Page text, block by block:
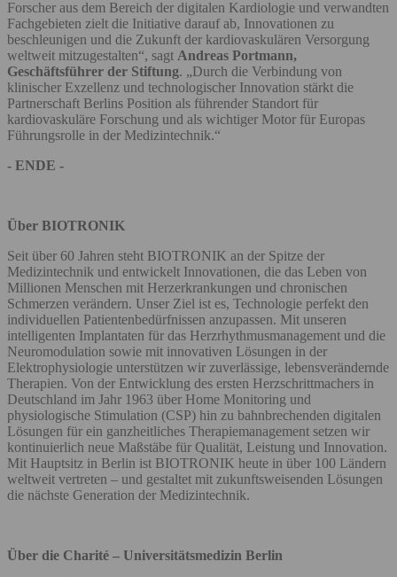
Forscher aus dem Bereich der digitalen Kardiologie und verwandten
Fachgebieten zielt die Initiative darauf ab, Innovationen zu
beschleunigen und die Zukunft der kardiovaskulären Versorgung
weltweit mitzugestalten“, sagt Andreas Portmann,
Geschäftsführer der Stiftung. „Durch die Verbindung von
klinischer Exzellenz und technologischer Innovation stärkt die
Partnerschaft Berlins Position als führender Standort für
kardiovaskuläre Forschung und als wichtiger Motor für Europas
Führungsrolle in der Medizintechnik.“
- ENDE -
Über BIOTRONIK
Seit über 60 Jahren steht BIOTRONIK an der Spitze der
Medizintechnik und entwickelt Innovationen, die das Leben von
Millionen Menschen mit Herzerkrankungen und chronischen
Schmerzen verändern. Unser Ziel ist es, Technologie perfekt den
individuellen Patientenbedürfnissen anzupassen. Mit unseren
intelligenten Implantaten für das Herzrhythmusmanagement und die
Neuromodulation sowie mit innovativen Lösungen in der
Elektrophysiologie unterstützen wir zuverlässige, lebensverändernde
Therapien. Von der Entwicklung des ersten Herzschrittmachers in
Deutschland im Jahr 1963 über Home Monitoring und
physiologische Stimulation (CSP) hin zu bahnbrechenden digitalen
Lösungen für ein ganzheitliches Therapiemanagement setzen wir
kontinuierlich neue Maßstäbe für Qualität, Leistung und Innovation.
Mit Hauptsitz in Berlin ist BIOTRONIK heute in über 100 Ländern
weltweit vertreten – und gestaltet mit zukunftsweisenden Lösungen
die nächste Generation der Medizintechnik.
Über die Charité – Universitätsmedizin Berlin